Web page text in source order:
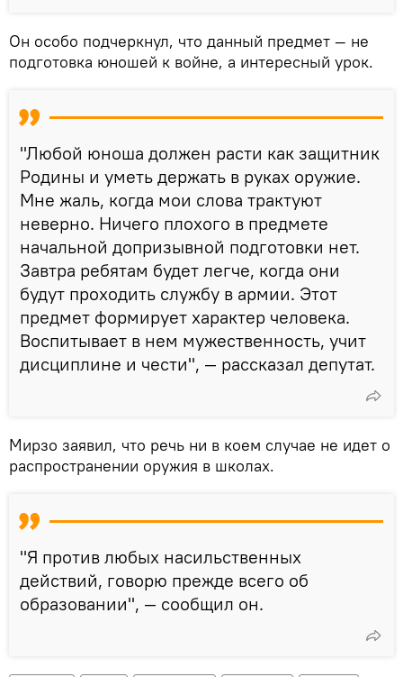
Он особо подчеркнул, что данный предмет — не
подготовка юношей к войне, а интересный урок.
"Любой юноша должен расти как защитник
Родины и уметь держать в руках оружие.
Мне жаль, когда мои слова трактуют
неверно. Ничего плохого в предмете
начальной допризывной подготовки нет.
Завтра ребятам будет легче, когда они
будут проходить службу в армии. Этот
предмет формирует характер человека.
Воспитывает в нем мужественность, учит
дисциплине и чести", — рассказал депутат.
Мирзо заявил, что речь ни в коем случае не идет о
распространении оружия в школах.
"Я против любых насильственных
действий, говорю прежде всего об
образовании", — сообщил он.